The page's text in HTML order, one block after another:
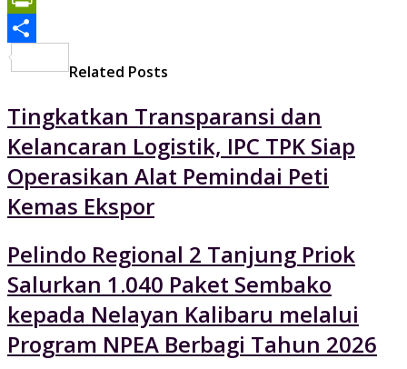
PrintFriendly
Related Posts
Tingkatkan Transparansi dan
Kelancaran Logistik, IPC TPK Siap
Operasikan Alat Pemindai Peti
Kemas Ekspor
Pelindo Regional 2 Tanjung Priok
Salurkan 1.040 Paket Sembako
kepada Nelayan Kalibaru melalui
Program NPEA Berbagi Tahun 2026